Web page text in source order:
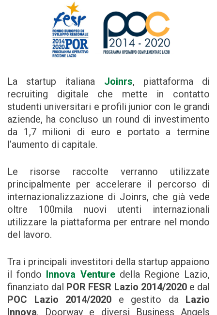
La startup italiana Joinrs, piattaforma di
recruiting digitale che mette in contatto
studenti universitari e profili junior con le grandi
aziende, ha concluso un round di investimento
da 1,7 milioni di euro e portato a termine
l’aumento di capitale.
Le risorse raccolte verranno utilizzate
principalmente per accelerare il percorso di
internazionalizzazione di Joinrs, che già vede
oltre 100mila nuovi utenti internazionali
utilizzare la piattaforma per entrare nel mondo
del lavoro.
Tra i principali investitori della startup appaiono
il fondo Innova Venturedella Regione Lazio,
finanziato dal POR FESR Lazio 2014/2020e dal
POC Lazio 2014/2020 e gestito da Lazio
Innova, Doorway e diversi Business Angels